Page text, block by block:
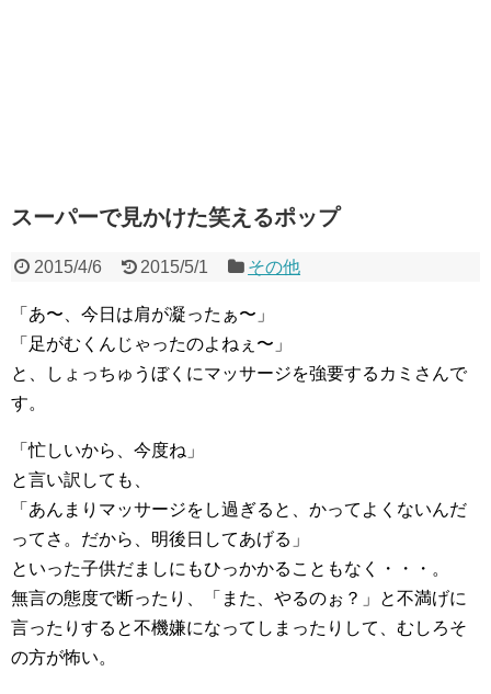
スーパーで見かけた笑えるポップ
2015/4/6 2015/5/1 その他
「あ〜、今日は肩が凝ったぁ〜」
「足がむくんじゃったのよねぇ〜」
と、しょっちゅうぼくにマッサージを強要するカミさんで
す。
「忙しいから、今度ね」
と言い訳しても、
「あんまりマッサージをし過ぎると、かってよくないんだ
ってさ。だから、明後日してあげる」
といった子供だましにもひっかかることもなく・・・。
無言の態度で断ったり、「また、やるのぉ？」と不満げに
言ったりすると不機嫌になってしまったりして、むしろそ
の方が怖い。